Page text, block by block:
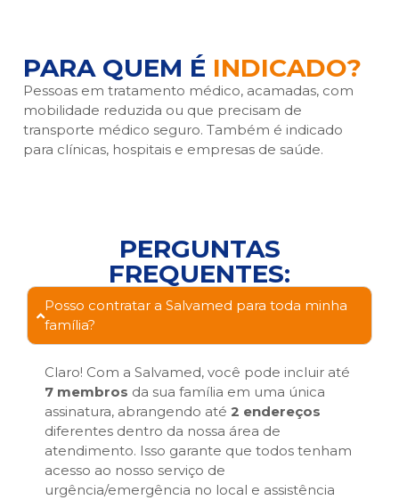
PARA QUEM É INDICADO?
Pessoas em tratamento médico, acamadas, com
mobilidade reduzida ou que precisam de
transporte médico seguro. Também é indicado
para clínicas, hospitais e empresas de saúde.
PERGUNTAS
FREQUENTES:
Posso contratar a Salvamed para toda minha
família?
Claro! Com a Salvamed, você pode incluir até
7 membros da sua família em uma única
assinatura, abrangendo até 2 endereços
diferentes dentro da nossa área de
atendimento. Isso garante que todos tenham
acesso ao nosso serviço de
urgência/emergência no local e assistência